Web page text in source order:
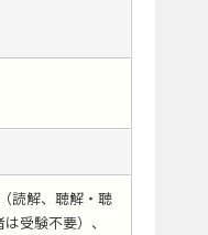
読解、聴解・聴
受験不要）、